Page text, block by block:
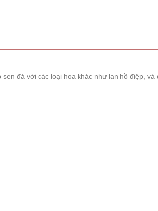
đá với các loại hoa khác như lan hồ điệp, và